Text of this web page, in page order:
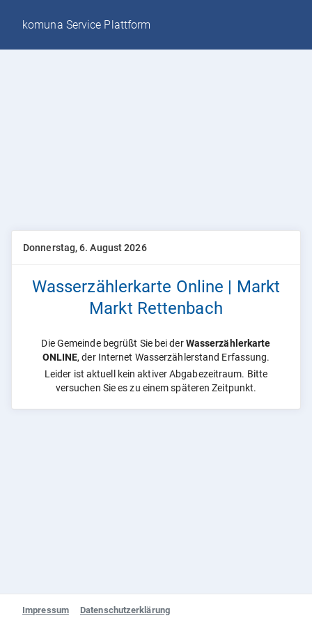
komuna Service Plattform
Donnerstag, 6. August 2026
Wasserzählerkarte Online | Markt
Markt Rettenbach
Die Gemeinde begrüßt Sie bei derWasserzählerkarte
ONLINE, der Internet Wasserzählerstand Erfassung.
Leider ist aktuell kein aktiver Abgabezeitraum. Bitte
versuchen Sie es zu einem späteren Zeitpunkt.
Impressum Datenschutzerklärung